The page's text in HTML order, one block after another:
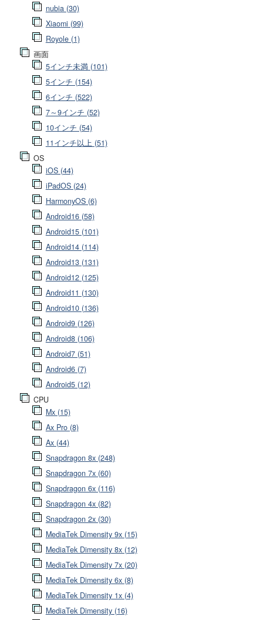
nubia (30)
Xiaomi (99)
Royole (1)
画面
5インチ未満 (101)
5インチ (154)
6インチ (522)
7～9インチ (52)
10インチ (54)
11インチ以上 (51)
OS
iOS (44)
iPadOS (24)
HarmonyOS (6)
Android16 (58)
Android15 (101)
Android14 (114)
Android13 (131)
Android12 (125)
Android11 (130)
Android10 (136)
Android9 (126)
Android8 (106)
Android7 (51)
Android6 (7)
Android5 (12)
CPU
Mx (15)
Ax Pro (8)
Ax (44)
Snapdragon 8x (248)
Snapdragon 7x (60)
Snapdragon 6x (116)
Snapdragon 4x (82)
Snapdragon 2x (30)
MediaTek Dimensity 9x (15)
MediaTek Dimensity 8x (12)
MediaTek Dimensity 7x (20)
MediaTek Dimensity 6x (8)
MediaTek Dimensity 1x (4)
MediaTek Dimensity (16)